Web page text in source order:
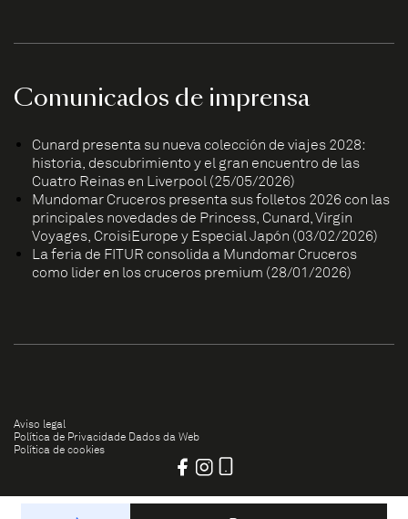
Comunicados de imprensa
Cunard presenta su nueva colección de viajes 2028:
historia, descubrimiento y el gran encuentro de las
Cuatro Reinas en Liverpool (25/05/2026)
Mundomar Cruceros presenta sus folletos 2026 con las
principales novedades de Princess, Cunard, Virgin
Voyages, CroisiEurope y Especial Japón (03/02/2026)
La feria de FITUR consolida a Mundomar Cruceros
como líder en los cruceros premium (28/01/2026)
Aviso legal
Política de Privacidade Dados da Web
Política de cookies